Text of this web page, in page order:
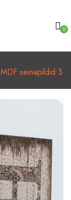
0
MDF seinapildid 3